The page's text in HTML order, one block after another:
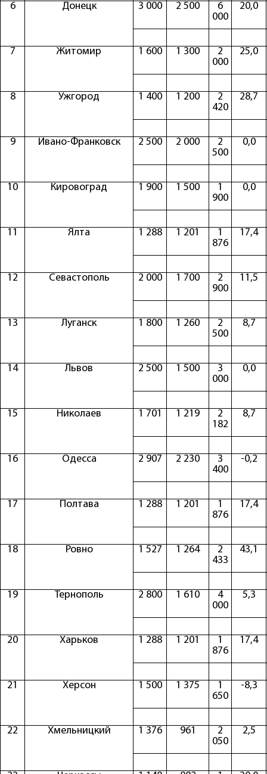
6 Донецк 3 000 2 500
6
000
20,0
7 Житомир 1 600 1 300
2
000
25,0
8 Ужгород 1 400 1 200
2
420
28,7
9 Ивано-Франковск 2 500 2 000
2
500
0,0
10 Кировоград 1 900 1 500
1
900
0,0
11 Ялта 1 288 1 201
1
876
17,4
12 Севастополь 2 000 1 700
2
900
11,5
13 Луганск 1 800 1 260
2
500
8,7
14 Львов 2 500 1 500
3
000
0,0
15 Николаев 1 701 1 219
2
182
8,7
16 Одесса 2 907 2 230
3
400
-0,2
17 Полтава 1 288 1 201
1
876
17,4
18 Ровно 1 527 1 264
2
433
43,1
19 Тернополь 2 800 1 610
4
000
5,3
20 Харьков 1 288 1 201
1
876
17,4
21 Херсон 1 500 1 375
1
650
-8,3
22 Хмельницкий 1 376 961
2
050
2,5